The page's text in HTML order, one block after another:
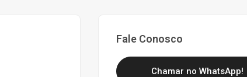
Fale Conosco
Chamar no WhatsApp!